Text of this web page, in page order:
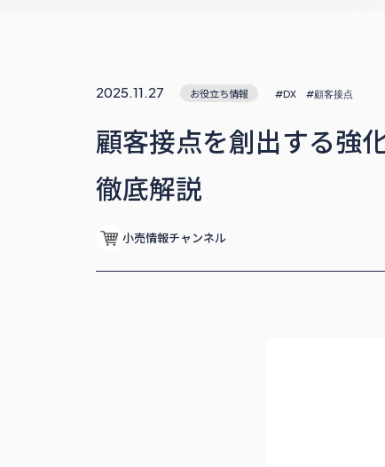
2025.11.27 お役立ち情報 #DX #顧客接点
顧客接点を創出する強
徹底解説
小売情報チャンネル